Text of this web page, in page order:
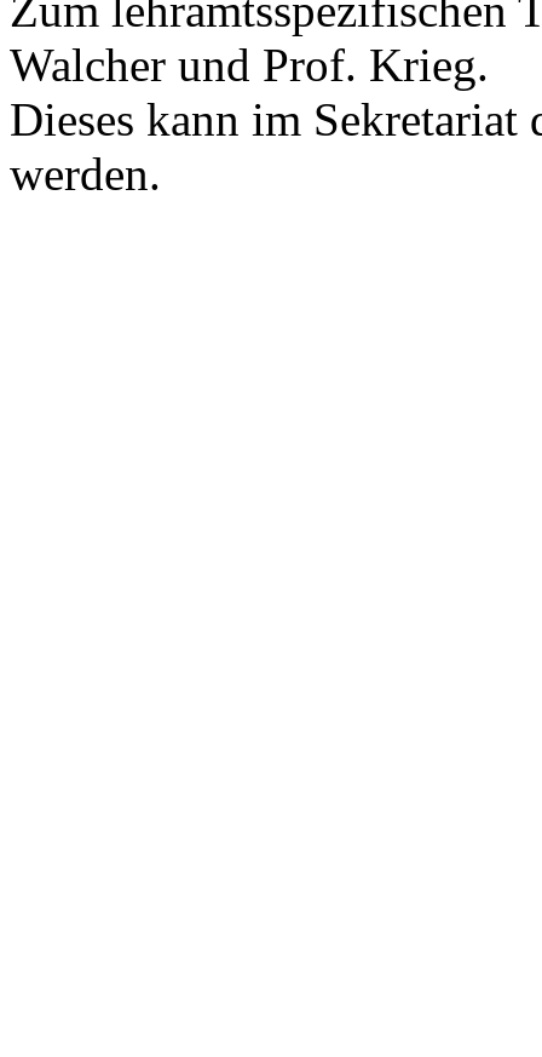
Walcher und Prof. Krieg.
Dieses kann im
werden.